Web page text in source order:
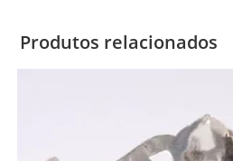
Produtos relacionados